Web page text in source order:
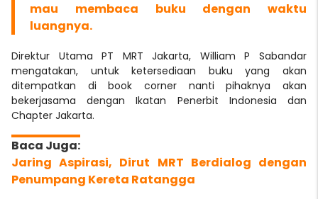
mau membaca buku dengan waktu
luangnya.
Direktur Utama PT MRT Jakarta, William P Sabandar
mengatakan, untuk ketersediaan buku yang akan
ditempatkan di book corner nanti pihaknya akan
bekerjasama dengan Ikatan Penerbit Indonesia dan
Chapter Jakarta.
Jaring Aspirasi, Dirut MRT Berdialog dengan
Penumpang Kereta Ratangga